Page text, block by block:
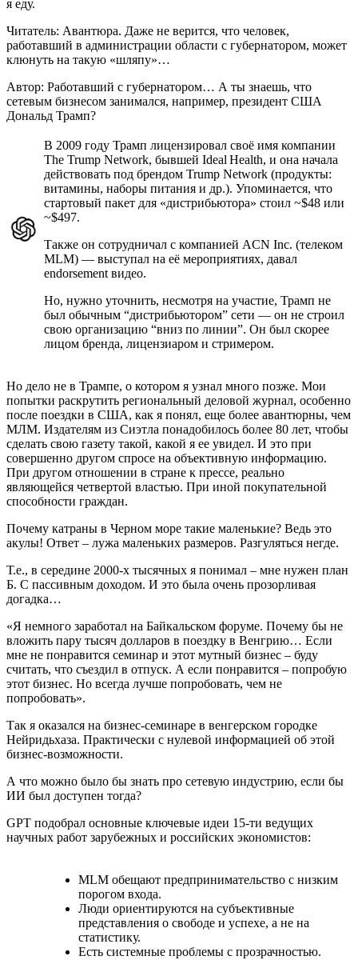
я еду.
Читатель: Авантюра. Даже не верится, что человек,
работавший в администрации области с губернатором, может
клюнуть на такую «шляпу»…
Автор: Работавший с губернатором… А ты знаешь, что
сетевым бизнесом занимался, например, президент США
Дональд Трамп?
В 2009 году Трамп лицензировал своё имя компании
The Trump Network, бывшей Ideal Health, и она начала
действовать под брендом Trump Network (продукты:
витамины, наборы питания и др.). Упоминается, что
стартовый пакет для «дистрибьютора» стоил ~$48 или
~$497.
Также он сотрудничал с компанией ACN Inc. (телеком
MLM) — выступал на её мероприятиях, давал
endorsement видео.
Но, нужно уточнить, несмотря на участие, Трамп не
был обычным “дистрибьютором” сети — он не строил
свою организацию “вниз по линии”. Он был скорее
лицом бренда, лицензиаром и стримером.
Но дело не в Трампе, о котором я узнал много позже. Мои
попытки раскрутить региональный деловой журнал, особенно
после поездки в США, как я понял, еще более авантюрны, чем
МЛМ. Издателям из Сиэтла понадобилось более 80 лет, чтобы
сделать свою газету такой, какой я ее увидел. И это при
совершенно другом спросе на объективную информацию.
При другом отношении в стране к прессе, реально
являющейся четвертой властью. При иной покупательной
способности граждан.
Почему катраны в Черном море такие маленькие? Ведь это
акулы! Ответ – лужа маленьких размеров. Разгуляться негде.
Т.е., в середине 2000-х тысячных я понимал – мне нужен план
Б. С пассивным доходом. И это была очень прозорливая
догадка…
«Я немного заработал на Байкальском форуме. Почему бы не
вложить пару тысяч долларов в поездку в Венгрию… Если
мне не понравится семинар и этот мутный бизнес – буду
считать, что съездил в отпуск. А если понравится – попробую
этот бизнес. Но всегда лучше попробовать, чем не
попробовать».
Так я оказался на бизнес-семинаре в венгерском городке
Нейридьхаза. Практически с нулевой информацией об этой
бизнес-возможности.
А что можно было бы знать про сетевую индустрию, если бы
ИИ был доступен тогда?
GPT подобрал основные ключевые идеи 15-ти ведущих
научных работ зарубежных и российских экономистов:
MLM обещают предпринимательство с низким
порогом входа.
Люди ориентируются на субъективные
представления о свободе и успехе, а не на
статистику.
Есть системные проблемы с прозрачностью.